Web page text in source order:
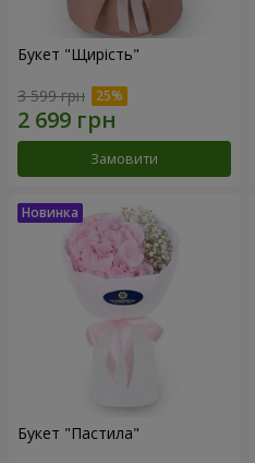
Букет "Щирість"
3 599 грн
Замовити
Букет "Пастила"